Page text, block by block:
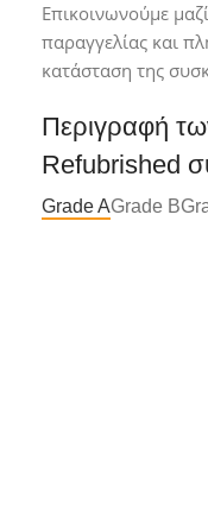
Επικοινωνούμε
παραγγελίας και
κατάσταση της
Περιγραφή
Refubrished
Grade AGrade B